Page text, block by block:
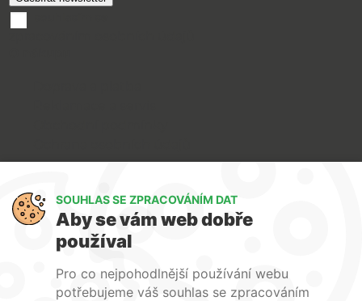
O nás
Služby
Kontakty
SOUHLAS SE ZPRACOVÁNÍM DAT
Aby se vám web dobře
používal
Pro co nejpohodlnější používání webu
potřebujeme váš souhlas se zpracováním